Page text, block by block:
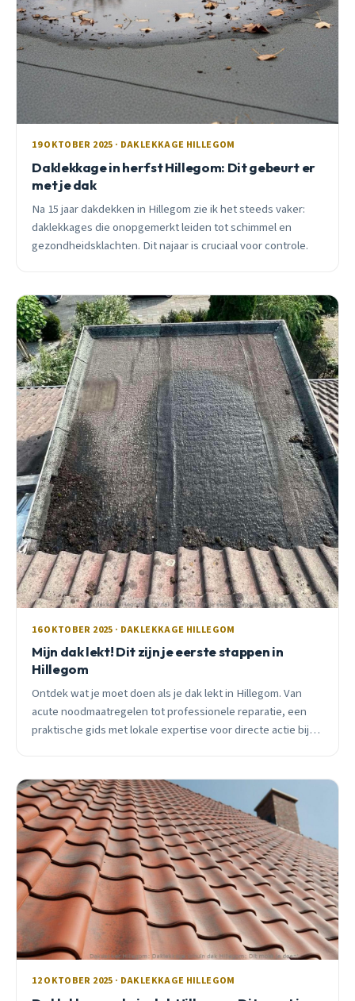
19 OKTOBER 2025 · DAKLEKKAGE HILLEGOM
Daklekkage in herfst Hillegom: Dit gebeurt er
met je dak
Na 15 jaar dakdekken in Hillegom zie ik het steeds vaker:
daklekkages die onopgemerkt leiden tot schimmel en
gezondheidsklachten. Dit najaar is cruciaal voor controle.
16 OKTOBER 2025 · DAKLEKKAGE HILLEGOM
Mijn dak lekt! Dit zijn je eerste stappen in
Hillegom
Ontdek wat je moet doen als je dak lekt in Hillegom. Van
acute noodmaatregelen tot professionele reparatie, een
praktische gids met lokale expertise voor directe actie bij
12 OKTOBER 2025 · DAKLEKKAGE HILLEGOM